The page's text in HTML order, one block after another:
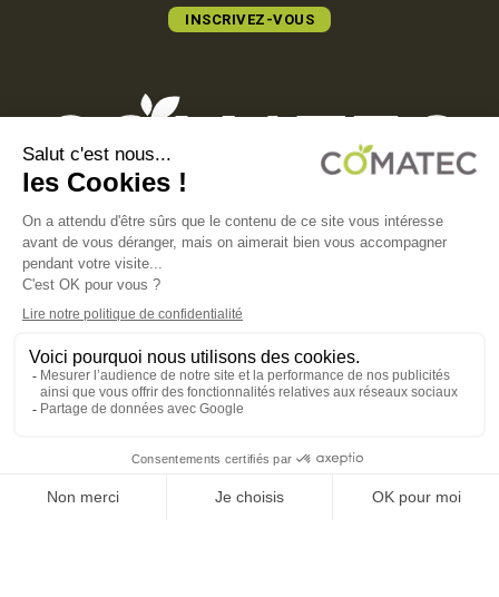
INSCRIVEZ-VOUS
COMATEC PACKAGING
Boulevard François-Xavier Fafeur
11000 Carcassonne, FRANCE
POLITIQUE DE CONFIDENTIALITÉ
POLITIQUE EN MATIÈRE DE COOKIES
CGV